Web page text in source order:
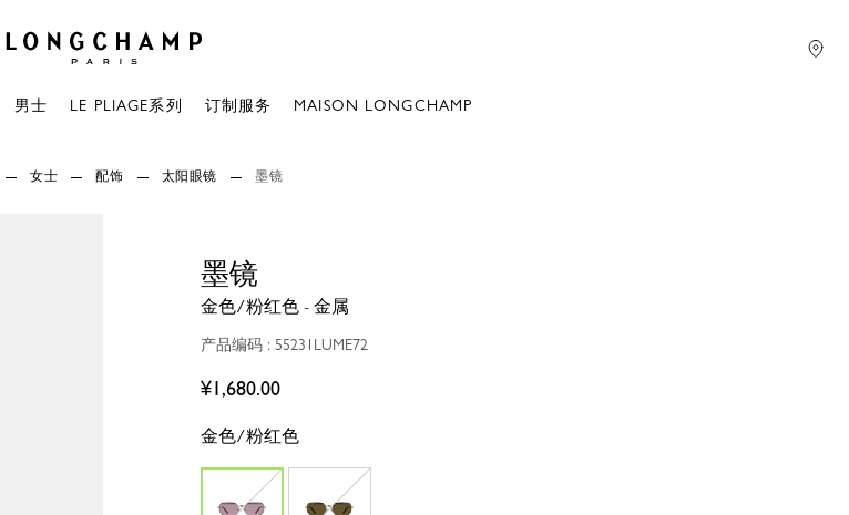
男士 LE PLIAGE系列 订制服务 MAISON LONGCHAMP
女士 配饰 太阳眼镜 墨镜
墨镜
金色/粉红色 - 金属
产品编码 : 55231LUME72
¥1,680.00
金色/粉红色